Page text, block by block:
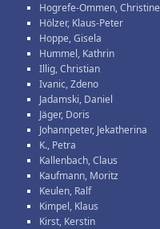
Hogrefe-Ommen, Christine
Hölzer, Klaus-Peter
Hoppe, Gisela
Hummel, Kathrin
Illig, Christian
Ivanic, Zdeno
Jadamski, Daniel
Jäger, Doris
Johannpeter, Jekatherina
K., Petra
Kallenbach, Claus
Kaufmann, Moritz
Keulen, Ralf
Kimpel, Klaus
Kirst, Kerstin